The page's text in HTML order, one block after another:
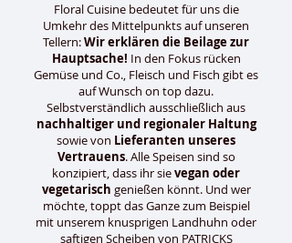
Floral Cuisine bedeutet für uns die
Umkehr des Mittelpunkts auf unseren
Tellern:Wir erklären die Beilage zur
Hauptsache! In den Fokus rücken
Gemüse und Co., Fleisch und Fisch gibt es
auf Wunsch on top dazu.
Selbstverständlich ausschließlich aus
nachhaltiger und regionaler Haltung
sowie von Lieferanten unseres
Vertrauens. Alle Speisen sind so
konzipiert, dass ihr sievegan oder
vegetarisch genießen könnt. Und wer
möchte, toppt das Ganze zum Beispiel
mit unserem knusprigen Landhuhn oder
saftigen Scheiben von PATRICKS